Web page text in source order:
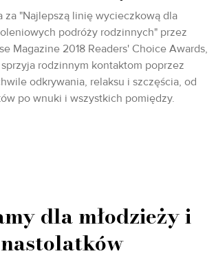
za "Najlepszą linię wycieczkową dla
podróży rodzinnych" przez
Magazine 2018 Readers' Choice Awards,
sprzyja rodzinnym kontaktom poprzez
odkrywania, relaksu i szczęścia, od
po wnuki i wszystkich pomiędzy.
dla młodzieży i
nastolatków